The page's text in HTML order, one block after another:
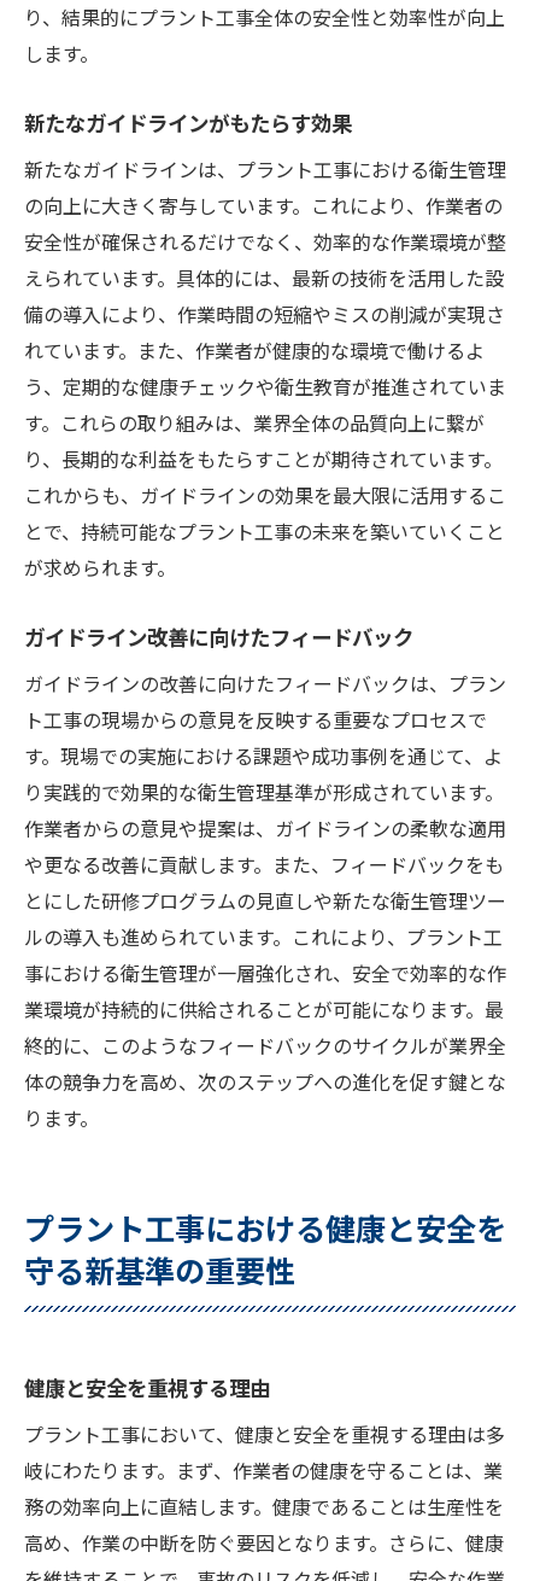
り、結果的にプラント工事全体の安全性と効率性が向上
します。
新たなガイドラインがもたらす効果
新たなガイドラインは、プラント工事における衛生管理
の向上に大きく寄与しています。これにより、作業者の
安全性が確保されるだけでなく、効率的な作業環境が整
えられています。具体的には、最新の技術を活用した設
備の導入により、作業時間の短縮やミスの削減が実現さ
れています。また、作業者が健康的な環境で働けるよ
う、定期的な健康チェックや衛生教育が推進されていま
す。これらの取り組みは、業界全体の品質向上に繋が
り、長期的な利益をもたらすことが期待されています。
これからも、ガイドラインの効果を最大限に活用するこ
とで、持続可能なプラント工事の未来を築いていくこと
が求められます。
ガイドライン改善に向けたフィードバック
ガイドラインの改善に向けたフィードバックは、プラン
ト工事の現場からの意見を反映する重要なプロセスで
す。現場での実施における課題や成功事例を通じて、よ
り実践的で効果的な衛生管理基準が形成されています。
作業者からの意見や提案は、ガイドラインの柔軟な適用
や更なる改善に貢献します。また、フィードバックをも
とにした研修プログラムの見直しや新たな衛生管理ツー
ルの導入も進められています。これにより、プラント工
事における衛生管理が一層強化され、安全で効率的な作
業環境が持続的に供給されることが可能になります。最
終的に、このようなフィードバックのサイクルが業界全
体の競争力を高め、次のステップへの進化を促す鍵とな
ります。
プラント工事における健康と安全を
守る新基準の重要性
健康と安全を重視する理由
プラント工事において、健康と安全を重視する理由は多
岐にわたります。まず、作業者の健康を守ることは、業
務の効率向上に直結します。健康であることは生産性を
高め、作業の中断を防ぐ要因となります。さらに、健康